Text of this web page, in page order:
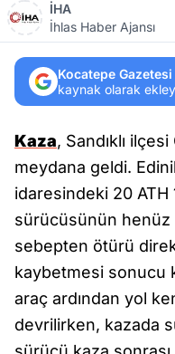
İHA
İhlas Haber Ajansı
Kocatepe Gazetesi
kaynak olarak
Kaza, Sandıklı
meydana geldi.
idaresindeki 20 ATH
sürücüsünün
sebepten ötürü
kaybetmesi sonucu
araç ardından yol
devrilirken, kazada